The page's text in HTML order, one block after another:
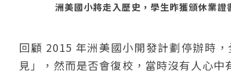
洲美國小將走入歷史，學生昨獲頒休業
回顧 2015 年洲美國小開發計劃停辦時
見」，然而是否會復校，當時沒有人心